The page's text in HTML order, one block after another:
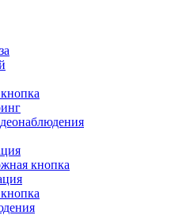
кнопка